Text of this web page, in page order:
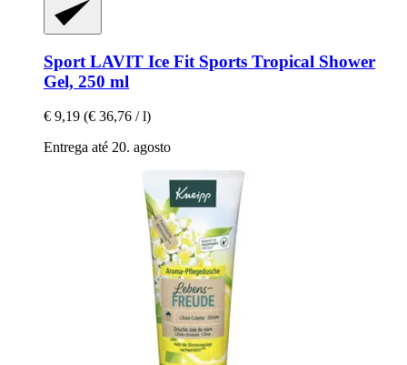
Sport LAVIT Ice Fit Sports Tropical Shower
Gel, 250 ml
€ 9,19 (€ 36,76 / l)
Entrega até 20. agosto